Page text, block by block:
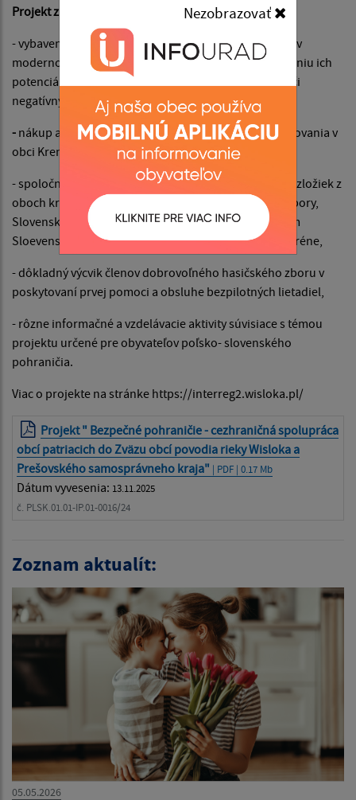
Projekt zahŕňa :
- vybavenie jednotiek dobrovoľných hasičských zborov
modernou záchrannou technikou, čo prispeje k zvýšeniu ich
potenciálu a zvýšeniu odolnostipodpornej oblasti voči
negatívnym javomvyplývajúcich zo zmeny klímy,
- nákup a inštalácia pilotného systému video monitorovania v
obci Krempna,
- spoločné cezhraničné cvičeniarôznych záchranných zložiek z
oboch krajín (dobrovoľné a profesionálne hasičské zbory,
Slovenský Červený kríž, Integrovaný záchranný systém
Sloevenskej republiky, polícia) v náročnom lesnom teréne,
- dôkladný výcvik členov dobrovoľného hasičského zboru v
poskytovaní prvej pomoci a obsluhe bezpilotných lietadiel,
- rôzne informačné a vzdelávacie aktivity súvisiace s témou
projektu určené pre obyvateľov poľsko- slovenského
pohraničia.
Viac o projekte na stránke https://interreg2.wisloka.pl/
Projekt " Bezpečné pohraničie - cezhraničná spolupráca
obcí patriacich do Zväzu obcí povodia rieky Wisloka a
Prešovského samosprávneho kraja" | PDF | 0.17 Mb
Dátum vyvesenia: 13.11.2025
č. PLSK.01.01-IP.01-0016/24
Zoznam aktualít:
05.05.2026
Nezobrazovať